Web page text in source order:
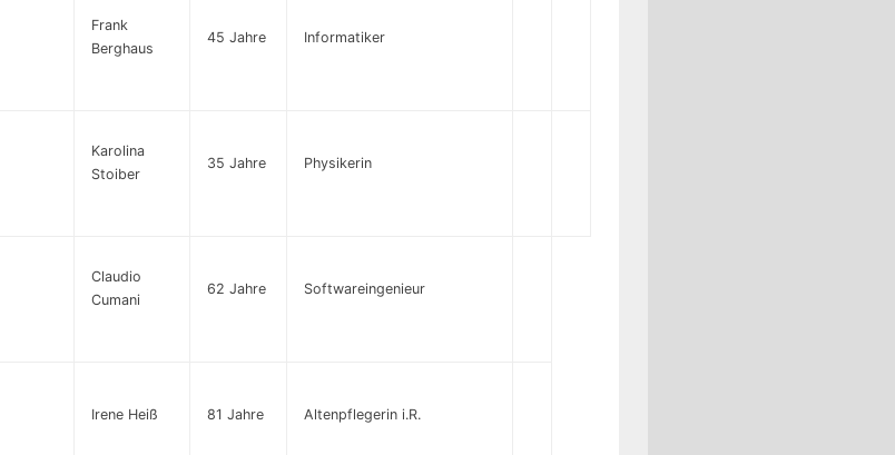
Frank
Berghaus
45 Jahre Informatiker
Karolina
Stoiber
35 Jahre Physikerin
Claudio
Cumani
62 Jahre Softwareingenieur
Irene Heiß 81 Jahre Altenpflegerin i.R.